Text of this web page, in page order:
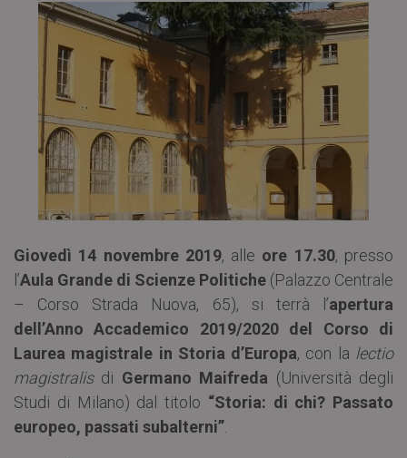
Giovedì 14 novembre 2019, alle ore 17.30, presso
l’Aula Grande di Scienze Politiche (Palazzo Centrale
– Corso Strada Nuova, 65), si terrà l’apertura
dell’Anno Accademico 2019/2020 del Corso di
Laurea magistrale in Storia d’Europa, con la lectio
magistralisdi Germano Maifreda (Università degli
Studi di Milano) dal titolo “Storia: di chi? Passato
europeo, passati subalterni”